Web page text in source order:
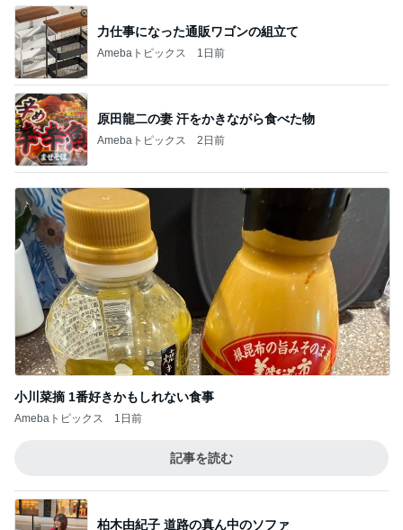
力仕事になった通販ワゴンの組立て
Amebaトピックス 1日前
原田龍二の妻 汗をかきながら食べた物
Amebaトピックス 2日前
小川菜摘 1番好きかもしれない食事
Amebaトピックス 1日前
記事を読む
柏木由紀子 道路の真ん中のソファ